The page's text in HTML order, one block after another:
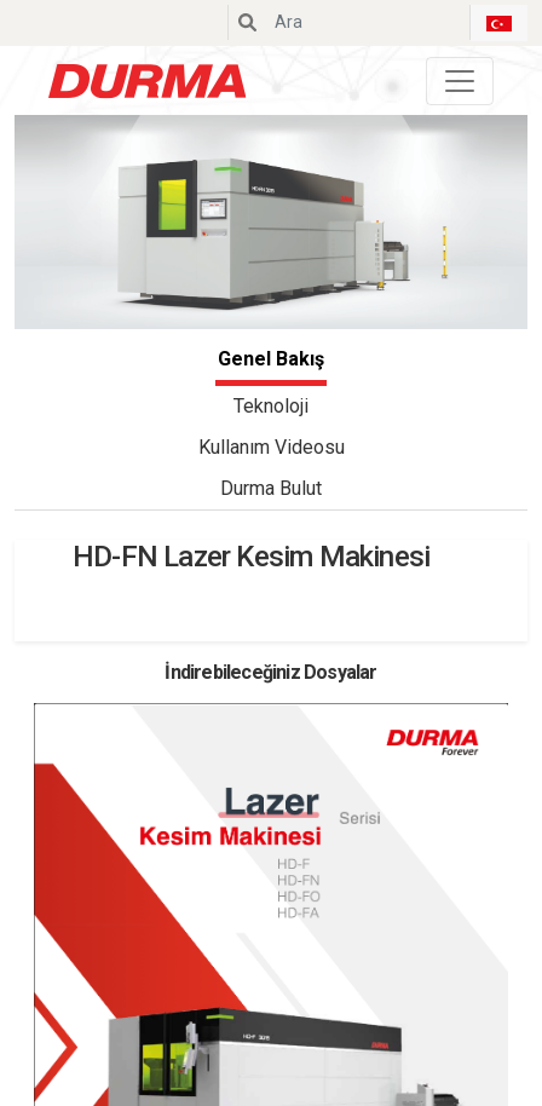
Durmazlar
Genel Bakış
Teknoloji
Kullanım Videosu
Durma Bulut
HD-FN Lazer Kesim Makinesi
İndirebileceğiniz Dosyalar